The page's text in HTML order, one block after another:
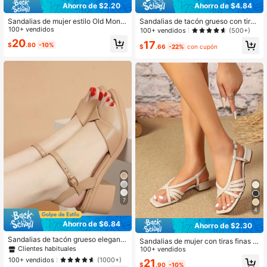
Ahorro de $2.20
Sandalias de mujer estilo Old Mone
y con espalda abierta y correa trase
ra, tacón grueso, tacón medio, talla
grande, punta abierta
100+ vendidos
$20.80 -10%
7
Ahorro de $6.84
Sandalias de tacón grueso elegante
s de color camello, tacones altos co
n plataforma
Clientes habituales
100+ vendidos
(1000+)
Ahorro de $4.84
Sandalias de tacón grueso con tira
y punta cuadrada para mujer, zapat
les y sencillos para exteriores de ta
100+ vendidos (500+)
$17.66 -22% con cupón
4
Ahorro de $2.30
Sandalias de mujer con tiras finas t
ejidas cruzadas, punta cuadrada y t
acón grueso, estilo minimalista core
100+ vendidos
$21 .90 -10%